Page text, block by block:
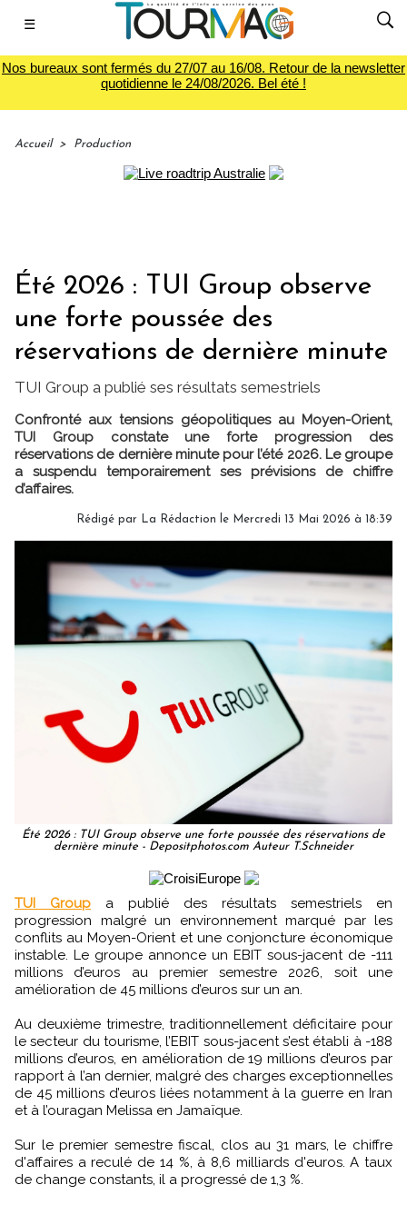
☰
Nos bureaux sont fermés du 27/07 au 16/08. Retour de la newsletter
quotidienne le 24/08/2026. Bel été !
Accueil > Production
Été 2026 : TUI Group observe
une forte poussée des
réservations de dernière minute
TUI Group a publié ses résultats semestriels
Confronté aux tensions géopolitiques au Moyen-Orient,
TUI Group constate une forte progression des
réservations de dernière minute pour l’été 2026. Le groupe
a suspendu temporairement ses prévisions de chiffre
d’affaires.
Rédigé par La Rédaction le Mercredi 13 Mai 2026 à 18:39
Été 2026 : TUI Group observe une forte poussée des réservations de
dernière minute - Depositphotos.com Auteur T.Schneider
TUI Group a publié des résultats semestriels en
progression malgré un environnement marqué par les
conflits au Moyen-Orient et une conjoncture économique
instable. Le groupe annonce un EBIT sous-jacent de -111
millions d’euros au premier semestre 2026, soit une
amélioration de 45 millions d’euros sur un an.
Au deuxième trimestre, traditionnellement déficitaire pour
le secteur du tourisme, l’EBIT sous-jacent s’est établi à -188
millions d’euros, en amélioration de 19 millions d’euros par
rapport à l’an dernier, malgré des charges exceptionnelles
de 45 millions d’euros liées notamment à la guerre en Iran
et à l’ouragan Melissa en Jamaïque.
Sur le premier semestre fiscal, clos au 31 mars, le chiffre
d'affaires a reculé de 14 %, à 8,6 milliards d'euros. A taux
de change constants, il a progressé de 1,3 %.